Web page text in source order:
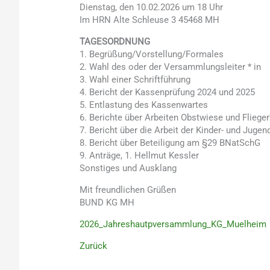
Dienstag, den 10.02.2026 um 18 Uhr
Im HRN Alte Schleuse 3 45468 MH
TAGESORDNUNG
1. Begrüßung/Vorstellung/Formales
2. Wahl des oder der Versammlungsleiter * in
3. Wahl einer Schriftführung
4. Bericht der Kassenprüfung 2024 und 2025
5. Entlastung des Kassenwartes
6. Berichte über Arbeiten Obstwiese und
7. Bericht über die Arbeit der Kinder- und
8. Bericht über Beteiligung am §29 BNatSchG
9. Anträge, 1. Hellmut Kessler
Sonstiges und Ausklang
Mit freundlichen Grüßen
BUND KG MH
2026_Jahreshautpversammlung_KG_Muelheim
Zurück